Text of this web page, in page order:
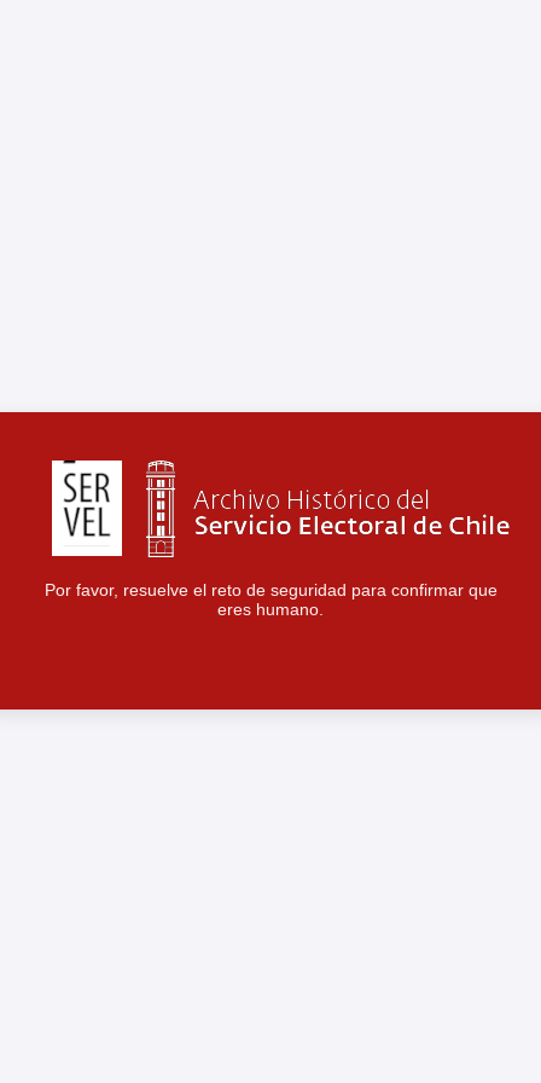
Por favor, resuelve el reto de seguridad para confirmar que
eres humano.